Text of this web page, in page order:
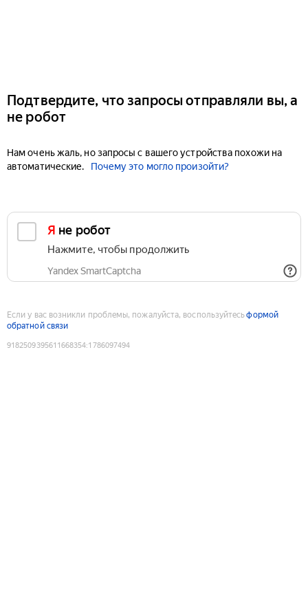
Подтвердите, что запросы отправляли вы, а
не робот
Нам очень жаль, но запросы с вашего устройства похожи на
автоматические.
Почему это могло произойти?
Я не робот
Нажмите, чтобы продолжить
Yandex SmartCaptcha
Если у вас возникли проблемы, пожалуйста, воспользуйтесьформой
обратной связи
9182509395611668354:1786097494